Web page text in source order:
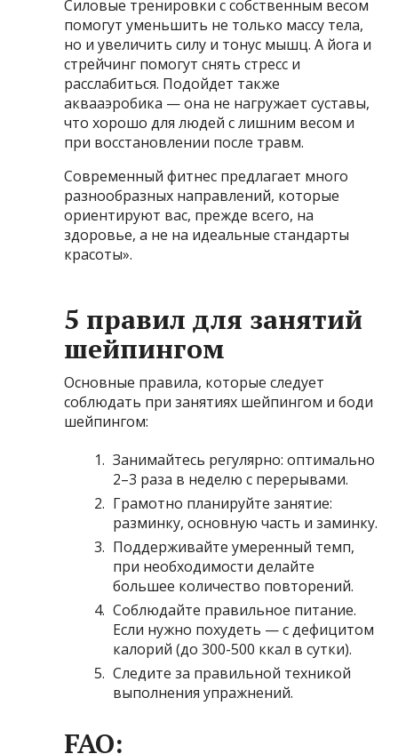
Силовые тренировки с собственным весом
помогут уменьшить не только массу тела,
но и увеличить силу и тонус мышц. А йога и
стрейчинг помогут снять стресс и
расслабиться. Подойдет также
аквааэробика — она не нагружает суставы,
что хорошо для людей с лишним весом и
при восстановлении после травм.
Современный фитнес предлагает много
разнообразных направлений, которые
ориентируют вас, прежде всего, на
здоровье, а не на идеальные стандарты
красоты».
5 правил для занятий
шейпингом
Основные правила, которые следует
соблюдать при занятиях шейпингом и боди
шейпингом:
Занимайтесь регулярно: оптимально
2–3 раза в неделю с перерывами.
Грамотно планируйте занятие:
разминку, основную часть и заминку.
Поддерживайте умеренный темп,
при необходимости делайте
большее количество повторений.
Соблюдайте правильное питание.
Если нужно похудеть — с дефицитом
калорий (до 300-500 ккал в сутки).
Следите за правильной техникой
выполнения упражнений.
FAQ: